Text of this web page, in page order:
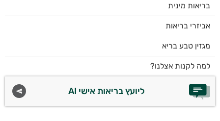
בריאות מינית
אביזרי בריאות
מגזין טבע בריא
למה לקנות אצלנו?
ליועץ בריאות אישי AI